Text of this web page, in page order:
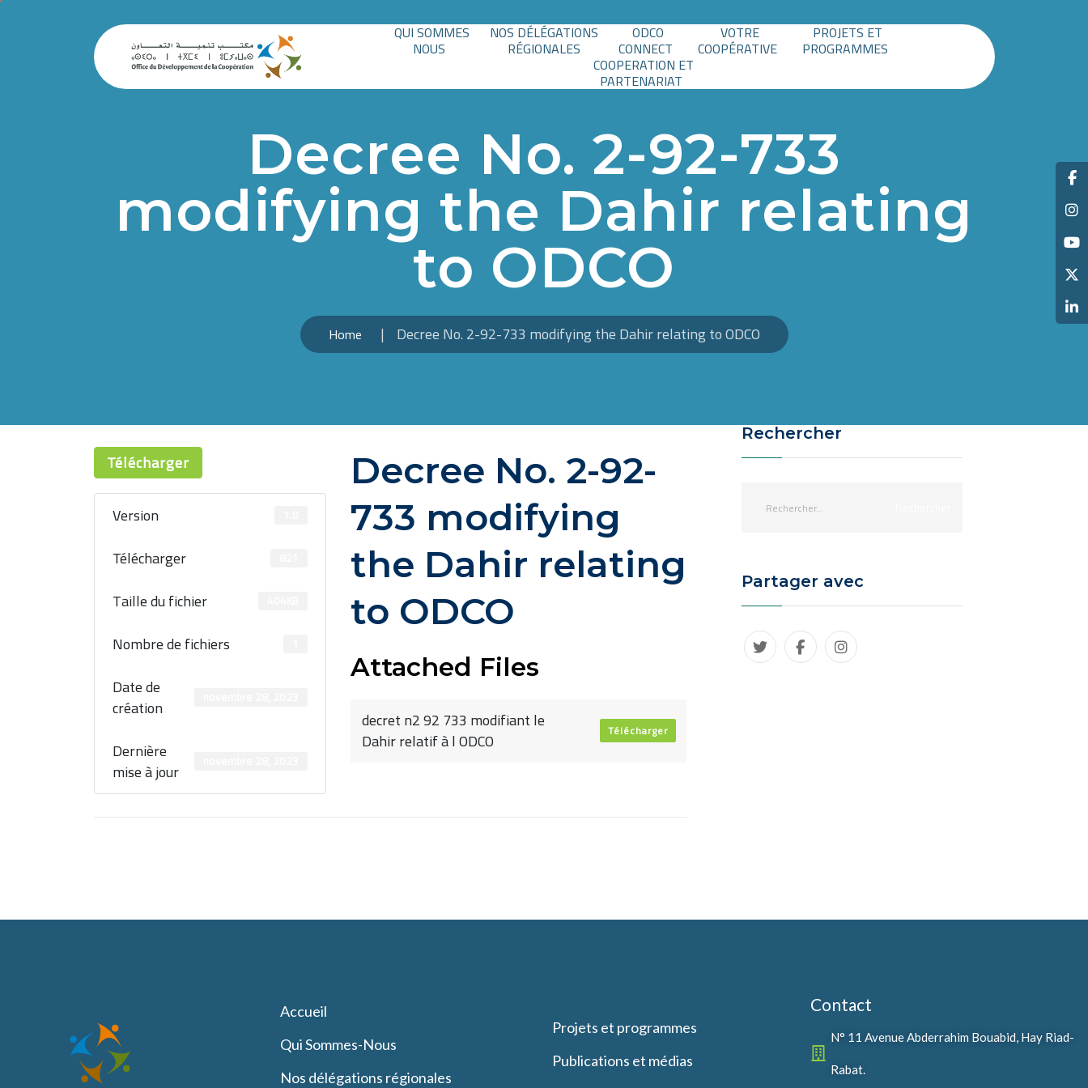
QUI SOMMES
NOUS
NOS DÉLÉGATIONS
RÉGIONALES
ODCO
CONNECT
VOTRE
COOPÉRATIVE
PROJETS ET
PROGRAMMES
COOPERATION ET
PARTENARIAT
Decree No. 2-92-733
modifying the Dahir relating
to ODCO
Home Decree No. 2-92-733 modifying the Dahir relating to ODCO
Télécharger
Version
Télécharger
Taille du fichier
Nombre de fichiers
Date de
création
Dernière
mise à jour
Decree No. 2-92-
733 modifying
the Dahir relating
to ODCO
Attached Files
decret n2 92 733 modifiant le
Dahir relatif à l ODCO Télécharger
Rechercher
Partager avec
Accueil
Qui Sommes-Nous
Nos délégations régionales
Projets et programmes
Publications et médias
Contact
N° 11 Avenue Abderrahim Bouabid, Hay Riad-
Rabat.